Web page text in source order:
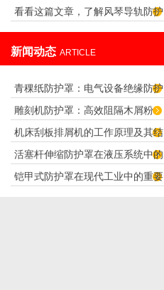
看看这篇文章，了解风琴导轨防护
新闻动态 ARTICLE
青稞纸防护罩：电气设备绝缘防护
专用方案
雕刻机防护罩：高效阻隔木屑粉
尘，守护设备精度与安全
机床刮板排屑机的工作原理及其结
构分析
活塞杆伸缩防护罩在液压系统中的
应用
铠甲式防护罩在现代工业中的重要